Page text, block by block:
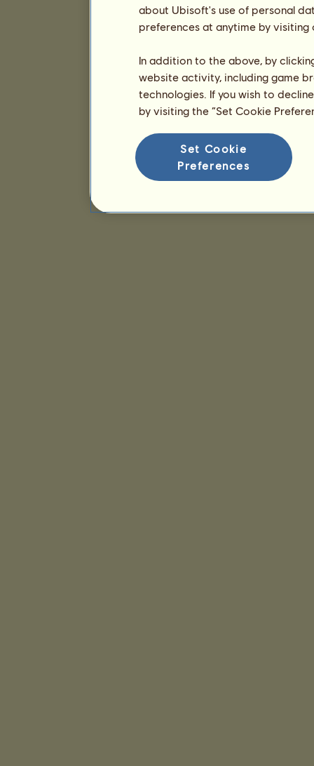
about Ubisoft's use of personal
preferences at anytime by
In addition to the above, by
website activity, including game
technologies. If you wish to
by visiting the “Set Cookie
Set Cookie
Preferences